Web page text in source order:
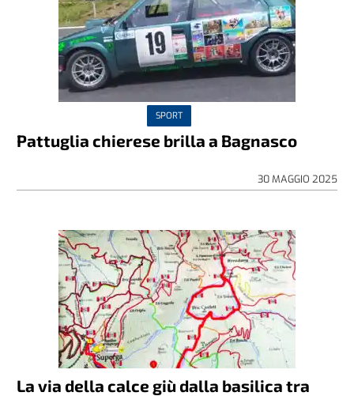
SPORT
Pattuglia chierese brilla a Bagnasco
30 MAGGIO 2025
La via della calce giù dalla basilica tra